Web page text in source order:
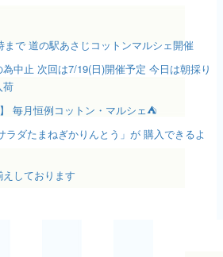
まで 道の駅あさじコットンマルシェ開催
中止 次回は7/19(日)開催予定 今日は朝採り
荷
毎月恒例コットン・マルシェ⛺️
ラダたまねぎかりんとう」が 購入できるよ
しております